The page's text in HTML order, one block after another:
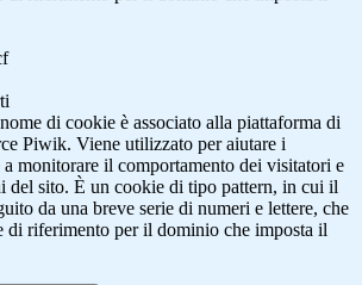
di cookie è associato alla piattaforma di
Piwik. Viene utilizzato per aiutare i
monitorare il comportamento dei visitatori e
del sito. È un cookie di tipo pattern, in cui il
da una breve serie di numeri e lettere, che
di riferimento per il dominio che imposta il